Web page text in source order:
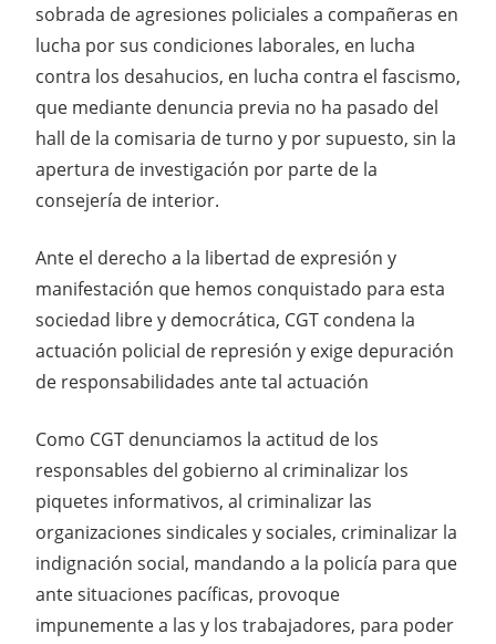
sobrada de agresiones policiales a compañeras en
lucha por sus condiciones laborales, en lucha
contra los desahucios, en lucha contra el fascismo,
que mediante denuncia previa no ha pasado del
hall de la comisaria de turno y por supuesto, sin la
apertura de investigación por parte de la
consejería de interior.
Ante el derecho a la libertad de expresión y
manifestación que hemos conquistado para esta
sociedad libre y democrática, CGT condena la
actuación policial de represión y exige depuración
de responsabilidades ante tal actuación
Como CGT denunciamos la actitud de los
responsables del gobierno al criminalizar los
piquetes informativos, al criminalizar las
organizaciones sindicales y sociales, criminalizar la
indignación social, mandando a la policía para que
ante situaciones pacíficas, provoque
impunemente a las y los trabajadores, para poder